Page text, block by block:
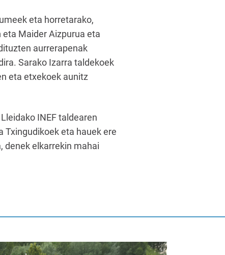
eta horretarako,
Maider Aizpurua eta
aurrerapenak
Sarako Izarra taldekoek
eta etxekoek aunitz
INEF taldearen
Txingudikoek eta hauek ere
denek elkarrekin mahai